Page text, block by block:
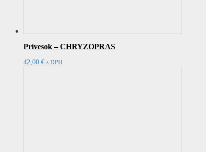
Prívesok – CHRYZOPRAS
42,00 € s DPH